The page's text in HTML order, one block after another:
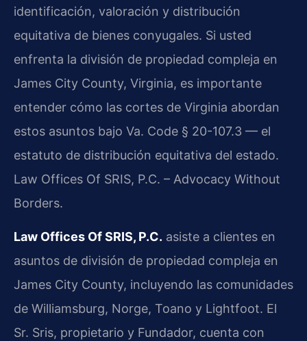
identificación, valoración y distribución
equitativa de bienes conyugales. Si usted
enfrenta la división de propiedad compleja en
James City County, Virginia, es importante
entender cómo las cortes de Virginia abordan
estos asuntos bajo Va. Code § 20-107.3 — el
estatuto de distribución equitativa del estado.
Law Offices Of SRIS, P.C. – Advocacy Without
Borders.
Law Offices Of SRIS, P.C. asiste a clientes en
asuntos de división de propiedad compleja en
James City County, incluyendo las comunidades
de Williamsburg, Norge, Toano y Lightfoot. El
Sr. Sris, propietario y Fundador, cuenta con